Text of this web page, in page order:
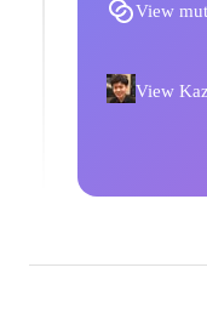
View
View